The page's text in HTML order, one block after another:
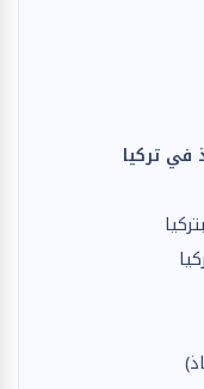
في تركيا